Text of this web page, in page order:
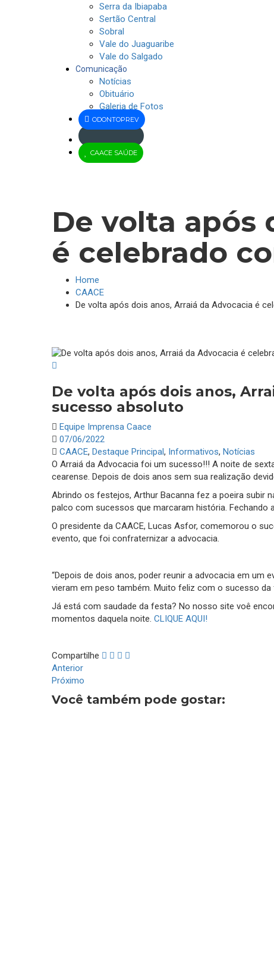
Serra da Ibiapaba
Sertão Central
Sobral
Vale do Juaguaribe
Vale do Salgado
Comunicação
Notícias
Obituário
Galeria de Fotos
ODONTOPREV
Brasil
CAACE SAÚDE
De volta após
é celebrado
Home
CAACE
De volta após dois anos, Arraiá da Advocacia é
De volta após dois anos,
sucesso absoluto
Equipe Imprensa Caace
07/06/2022
CAACE, Destaque Principal, Informativos, Notícias
O Arraiá da Advocacia foi um sucesso!!! A noite de
cearense. Depois de dois anos sem sua realização
Abrindo os festejos, Arthur Bacanna fez a poeira subir
palco com sucessos que marcaram história. Fechando
O presidente da CAACE, Lucas Asfor, comemorou o
evento, que foi confraternizar a advocacia.
“Depois de dois anos, poder reunir a advocacia em um
vieram em peso também. Muito feliz com o sucesso
Já está com saudade da festa? No nosso site voê
momentos daquela noite. CLIQUE AQUI!
Compartilhe
Anterior
Próximo
Você também pode gostar: